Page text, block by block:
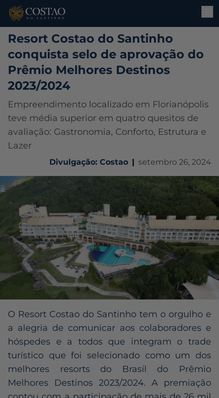
Resort Costao do Santinho
conquista selo de aprovação do
Prêmio Melhores Destinos
2023/2024
Empreendimento localizado em Florianópolis
teve média superior em quatro quesitos de
avaliação: Gastronomia, Conforto, Estrutura e
Lazer
Divulgação: Costao | setembro 26, 2024
O Resort Costao do Santinho tem o orgulho e
a alegria de comunicar aos colaboradores e
hóspedes e a todos que integram o trade
turístico que foi selecionado como um dos
melhores resorts do Brasil do Prêmio
Melhores Destinos 2023/2024. A premiação